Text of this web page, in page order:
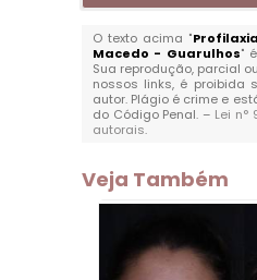
O texto acima "
Macedo - Guarulhos"
Sua reprodução, parcial
nossos links, é proibida
autor. Plágio é crime e
do Código Penal. – Lei n°
autorais.
Veja Também